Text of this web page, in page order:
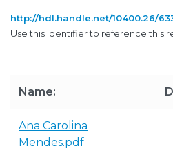
http://hdl.handle.net/10400.26/
Use this identifier to reference this
Name:
Ana Carolina
Mendes.pdf